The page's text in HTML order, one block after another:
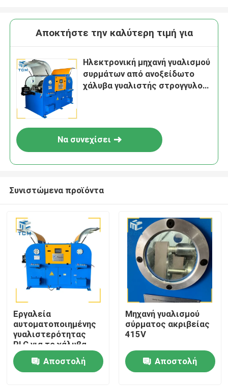
Σπίτι
Προϊόντα
Αποκτήστε την καλύτερη τιμή για
Ηλεκτρονική μηχανή γυαλισμού
συρμάτων από ανοξείδωτο
χάλυβα γυαλιστής στρογγυλού
Να συνεχίσει
Συνιστώμενα προϊόντα
Εργαλεία
αυτοματοποιημένης
γυαλιστερότητας
PLC για το χάλυβα
Αποστολή
Μηχανή γυαλισμού
σύρματος ακριβείας
415V
Αποστολή